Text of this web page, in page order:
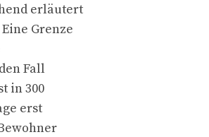
erläutert
Grenze
Fall
in 300
erst